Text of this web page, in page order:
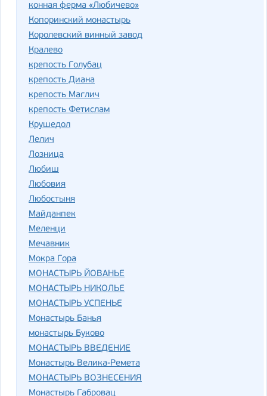
конная ферма «Любичево»
Копоринский монастырь
Королевский винный завод
Кралево
крепость Голубац
крепость Диана
крепость Маглич
крепость Фетислам
Крушедол
Лелич
Лозница
Любиш
Любовия
Любостыня
Майданпек
Меленци
Мечавник
Мокра Гора
МОНАСТЫРЬ ЙОВАНЬЕ
МОНАСТЫРЬ НИКОЛЬЕ
МОНАСТЫРЬ УСПЕНЬЕ
Монастырь Банья
монастырь Буково
МОНАСТЫРЬ ВВЕДЕНИЕ
Монастырь Велика-Ремета
МОНАСТЫРЬ ВОЗНЕСЕНИЯ
Монастырь Габровац